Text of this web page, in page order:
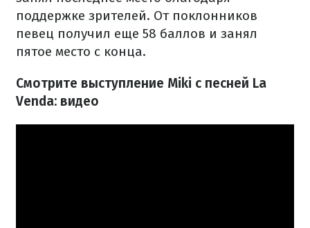
поддержке зрителей. От поклонников
певец получил еще 58 баллов и занял
пятое место с конца.
Смотрите выступление Miki с песней La
Venda: видео